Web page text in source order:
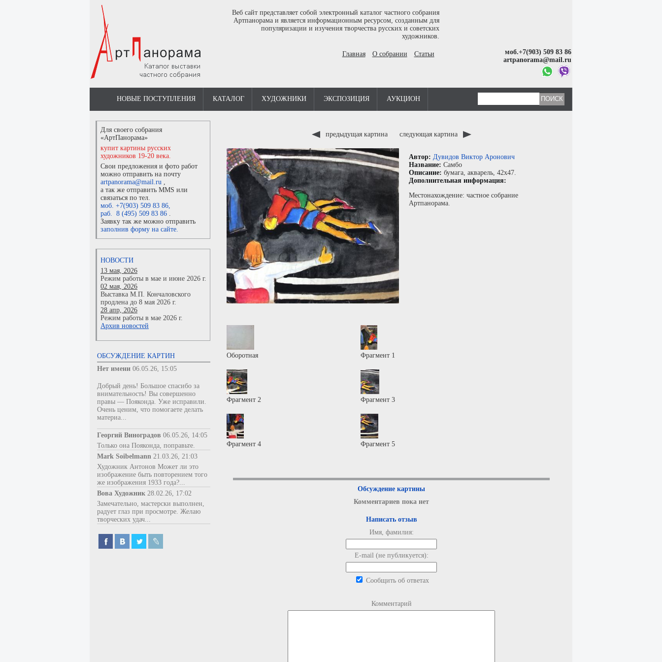
Веб сайт представляет собой электронный каталог частного собрания
Артпанорама и является информационным ресурсом, созданным для
популяризации и изучения творчества русских и советских
художников.
Главная О собрании Статьи
моб.+7(903) 509 83 86
artpanorama@mail.ru
НОВЫЕ ПОСТУПЛЕНИЯ КАТАЛОГ ХУДОЖНИКИ ЭКСПОЗИЦИЯ АУКЦИОН
Для своего собрания
«АртПанорама»
купит картины русских
художников 19-20 века.
Свои предложения и фото работ
можно отправить на почту
artpanorama@mail.ru ,
а так же отправить MMS или
связаться по тел.
моб. +7(903) 509 83 86,
раб. 8 (495) 509 83 86 .
Заявку так же можно отправить
заполнив форму на сайте.
НОВОСТИ
13 мая, 2026
Режим работы в мае и июне 2026 г.
02 мая, 2026
Выставка М.П. Кончаловского
продлена до 8 мая 2026 г.
28 апр, 2026
Режим работы в мае 2026 г.
Архив новостей
ОБСУЖДЕНИЕ КАРТИН
Нет имени 06.05.26, 15:05
Добрый день! Большое спасибо за
внимательность! Вы совершенно
правы — Пояконда. Уже исправили.
Очень ценим, что помогаете делать
материа...
Георгий Виноградов 06.05.26, 14:05
Только она Пояконда, поправьте.
Mark Soibelmann 21.03.26, 21:03
Художник Антонов Может ли это
изображение быть повторением того
же изображения 1933 года?...
Вова Художник 28.02.26, 17:02
Замечательно, мастерски выполнен,
радует глаз при просмотре. Желаю
творческих удач...
предыдущая картина следующая картина
Автор: Дувидов Виктор Аронович
Название: Самбо
Описание: бумага, акварель, 42x47.
Дополнительная информация:
Местонахождение: частное собрание
Артпанорама.
Оборотная Фрагмент 1
Фрагмент 2 Фрагмент 3
Фрагмент 4 Фрагмент 5
Обсуждение картины
Комментариев пока нет
Написать отзыв
Имя, фамилия:
E-mail (не публикуется):
Сообщить об ответах
Комментарий